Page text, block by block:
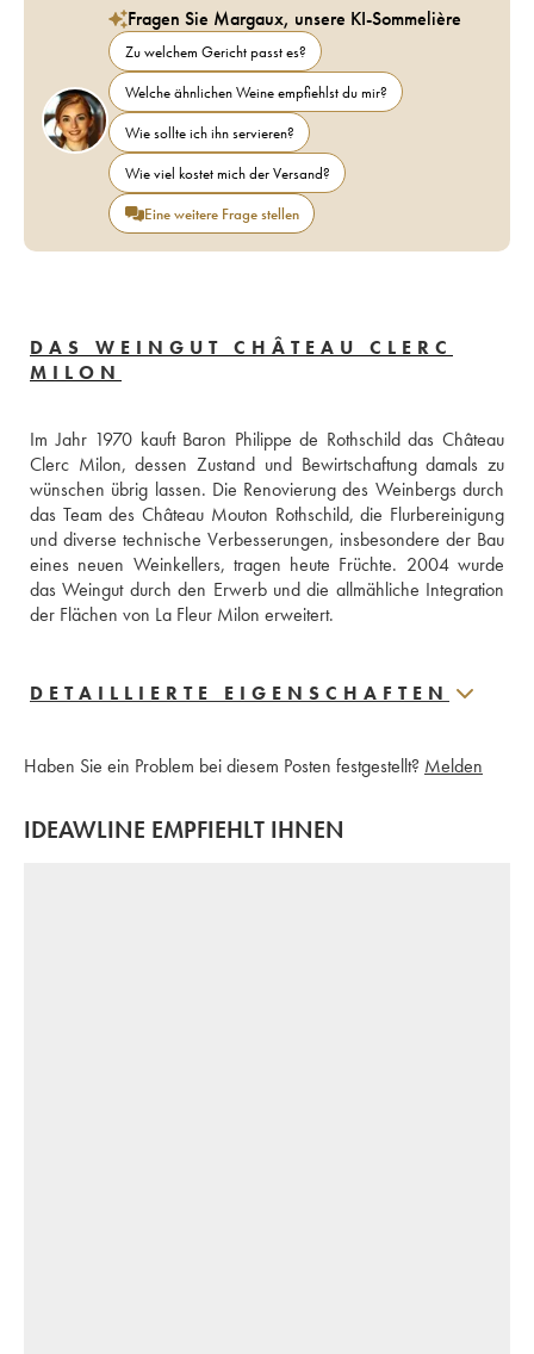
Fragen Sie Margaux, unsere KI-Sommelière
Zu welchem Gericht passt es?
Welche ähnlichen Weine empfiehlst du mir?
Wie sollte ich ihn servieren?
Wie viel kostet mich der Versand?
Eine weitere Frage stellen
DAS WEINGUT CHÂTEAU CLERC
MILON
Im Jahr 1970 kauft Baron Philippe de Rothschild das Château
Clerc Milon, dessen Zustand und Bewirtschaftung damals zu
wünschen übrig lassen. Die Renovierung des Weinbergs durch
das Team des Château Mouton Rothschild, die Flurbereinigung
und diverse technische Verbesserungen, insbesondere der Bau
eines neuen Weinkellers, tragen heute Früchte. 2004 wurde
das Weingut durch den Erwerb und die allmähliche Integration
der Flächen von La Fleur Milon erweitert.
DETAILLIERTE EIGENSCHAFTEN
Haben Sie ein Problem bei diesem Posten festgestellt? Melden
IDEAWLINE EMPFIEHLT IHNEN